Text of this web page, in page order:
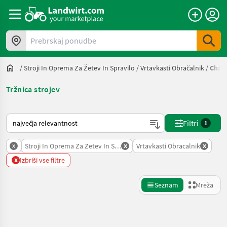
Prebrskaj ponudbe
/Stroji In Oprema Za Žetev In Spravilo /Vrtavkasti Obračalnik /
Tržnica strojev
Tako je razvrščeno na Landwirt.com
Filtri 1
x Stroji In Oprema Za Zetev In Spravilo
x Vrtavkasti Obracalnik x
x Izbriši vse filtre
Seznam Mreža